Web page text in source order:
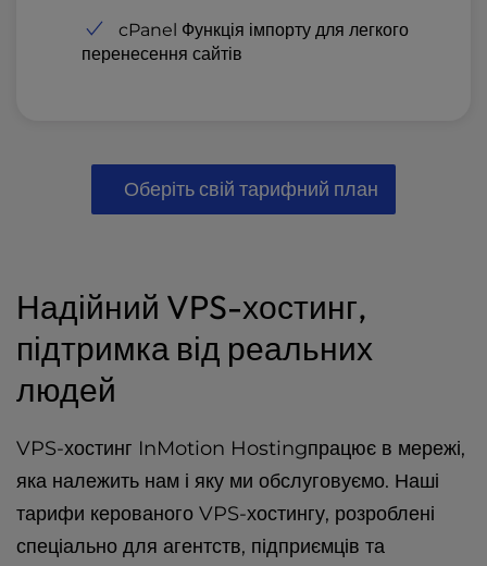
cPanel Функція імпорту для легкого
перенесення сайтів
Оберіть свій тарифний план
Надійний VPS-хостинг,
підтримка від реальних
людей
VPS-хостинг InMotion Hostingпрацює в мережі,
яка належить нам і яку ми обслуговуємо. Наші
тарифи керованого VPS-хостингу, розроблені
спеціально для агентств, підприємців та